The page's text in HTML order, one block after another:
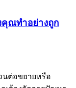
คุณทำอย่างถูก
นต่อขยายหรือ